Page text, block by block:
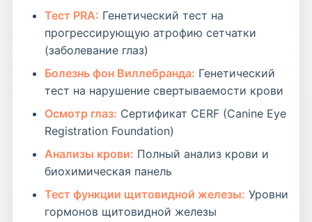
Тест PRA: Генетический тест на
прогрессирующую атрофию сетчатки
(заболевание глаз)
Болезнь фон Виллебранда: Генетический
тест на нарушение свертываемости крови
Осмотр глаз: Сертификат CERF (Canine Eye
Registration Foundation)
Анализы крови: Полный анализ крови и
биохимическая панель
Тест функции щитовидной железы: Уровни
гормонов щитовидной железы